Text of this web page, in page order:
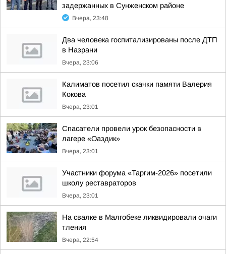
задержанных в Сунженском районе
Вчера, 23:48
Два человека госпитализированы после ДТП
в Назрани
Вчера, 23:06
Калиматов посетил скачки памяти Валерия
Кокова
Вчера, 23:01
Спасатели провели урок безопасности в
лагере «Оаздик»
Вчера, 23:01
Участники форума «Таргим-2026» посетили
школу реставраторов
Вчера, 23:01
На свалке в Малгобеке ликвидировали очаги
тления
Вчера, 22:54